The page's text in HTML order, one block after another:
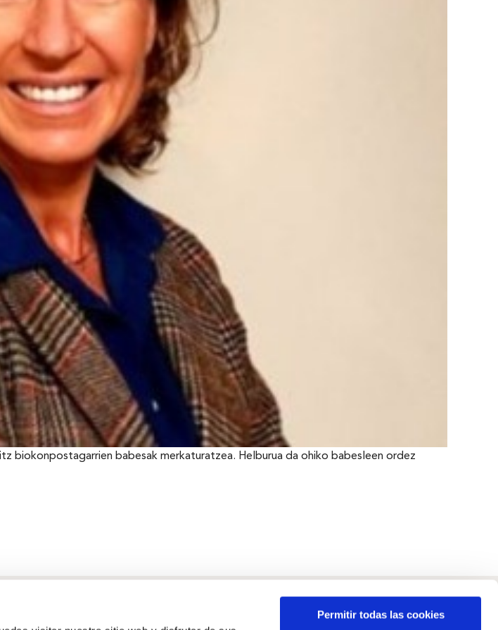
Permitir todas las cookies
biokonpostagarrien babesak merkaturatzea. Helburua da ohiko babesleen ordez